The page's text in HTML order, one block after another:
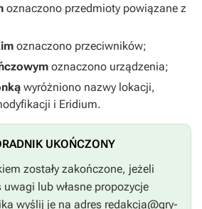
oznaczono przedmioty powiązane z
oznaczono przeciwników;
oznaczono urządzenia;
wyróżniono nazwy lokacji,
i Eridium.
UKOŃCZONY
zostały zakończone, jeżeli
lub własne propozycje
wyślij je na adres redakcja@gry-